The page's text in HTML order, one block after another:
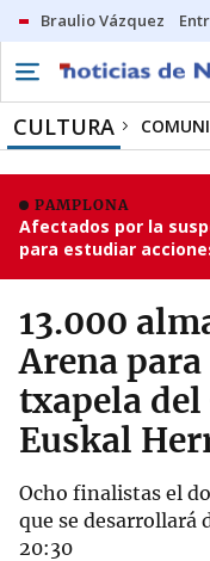
Braulio Vázquez
CULTURA
PAMPLONA
Afectados por la
para estudiar
13.000
Arena
txapela del
Euskal
Ocho finalistas el
que se desarrollará
20:30